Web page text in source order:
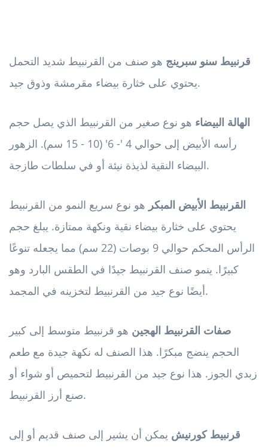
قرنبيط سنو سبرينج هو صنف من القرنبيط شديد التحمل
يحتوي على خثارة بيضاء مقرمشة وذوق جيد.
الهالة البيضاء هو نوع صغير من القرنبيط الذي يصل حجم
رأسه الأبيض إلى حوالي 4 '- 6' (10 - 15 سم). الزهور
البيضاء النقية لذيذة نيئة أو في سلطات طازجة.
القرنبيط الأبيض المبكر هو نوع سريع النمو من القرنبيط
يحتوي على خثارة بيضاء نقية ونكهة ممتازة. يبلغ حجم
الرأس المحكم حوالي 9 بوصات (22 سم) مما يجعله تنوعًا
كبيرًا. ينمو صنف القرنبيط جيدًا في الطقس البارد وهو
أيضًا نوع جيد من القرنبيط لتخزينه في المجمد.
صفات القرنبيط الهجين هو قرنبيط متوسط ​​إلى كبير
الحجم ينضج مبكرًا. هذا الصنف له نكهة جيدة مع طعم
زبدي الجوز. هذا نوع جيد من القرنبيط لتحميص أو شواء أو
صنع أرز القرنبيط.
قرنبيط كورنيش يمكن أن يشير إلى صنف قديم أو إلى